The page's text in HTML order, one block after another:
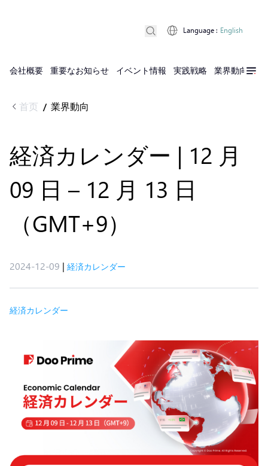
会社概要 重要なお知らせ イベント情報 実践戦略 業界動向 実
Language : English
首页 / 業界動向
経済カレンダー | 12 月
09 日 – 12 月 13 日
（GMT+9）
2024-12-09 | 経済カレンダー
経済カレンダー